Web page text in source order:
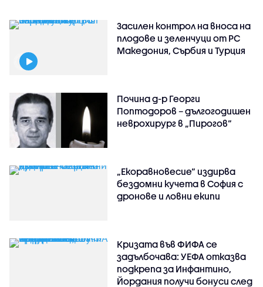
Засилен контрол на вноса на
плодове и зеленчуци от РС
Македония, Сърбия и Турция
Почина д-р Георги
Поптодоров – дългогодишен
неврохирург в „Пирогов“
„Екоравновесие“ издирва
бездомни кучета в София с
дронове и ловни екипи
Кризата във ФИФА се
задълбочава: УЕФА отказва
подкрепа за Инфантино,
Йордания получи бонуси след